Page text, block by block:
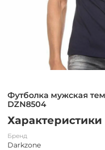
Футболка мужская
DZN8504
Характеристики
Бренд
Darkzone